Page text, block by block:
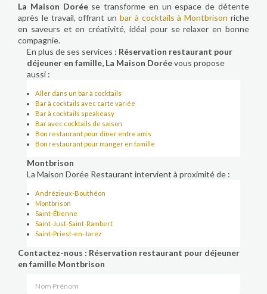
La Maison Doréese transforme en un espace de détente
après le travail, offrant un bar à cocktails à Montbrison riche
en saveurs et en créativité, idéal pour se relaxer en bonne
compagnie.
En plus de ses services : Réservation restaurant pour
déjeuner en famille, La Maison Doréevous propose
aussi :
Aller dans un bar à cocktails
Bar à cocktails avec carte variée
Bar à cocktails speakeasy
Bar avec cocktails de saison
Bon restaurant pour dîner entre amis
Bon restaurant pour manger en famille
Montbrison
La Maison Dorée Restaurant intervient à proximité de :
Andrézieux-Bouthéon
Montbrison
Saint-Étienne
Saint-Just-Saint-Rambert
Saint-Priest-en-Jarez
Contactez-nous : Réservation restaurant pour déjeuner
en famille Montbrison